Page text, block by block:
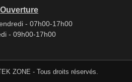
Ouverture
- 07h00-17h00
- 09h00-17h00
ZONE - Tous droits réservés.